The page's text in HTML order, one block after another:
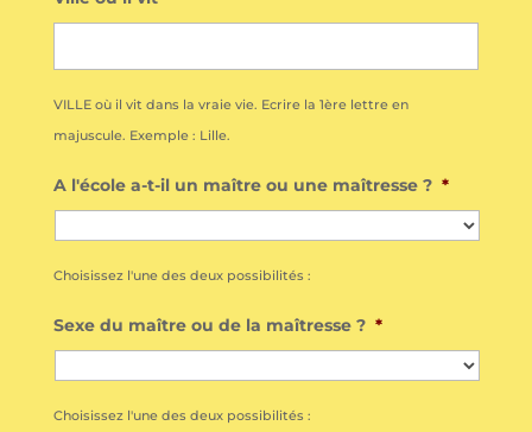
VILLE où il vit dans la vraie vie. Ecrire la 1ère lettre en
majuscule. Exemple : Lille.
A l'école a-t-il un maître ou une maîtresse ? *
Choisissez l'une des deux possibilités :
Sexe du maître ou de la maîtresse ? *
Choisissez l'une des deux possibilités :